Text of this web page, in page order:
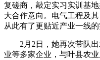
复磋商，敲定实习实训基
大合作意向。电气工程及
从此有了更贴近产业一线的
2月2日，她再次带队
业等多家企业，与叶县农